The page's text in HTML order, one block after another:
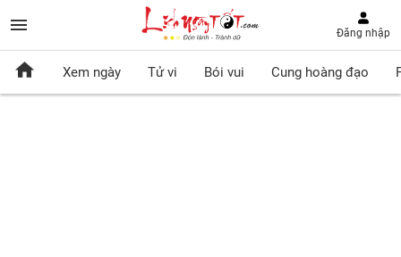
Đăng nhập
Xem ngày Tử vi Bói vui Cung hoàng đạo